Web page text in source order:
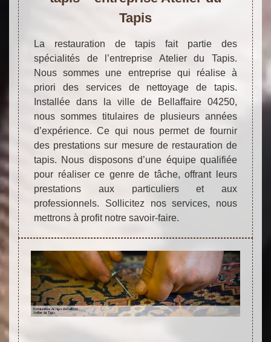
Tapis
La restauration de tapis fait partie des
spécialités de l’entreprise Atelier du Tapis.
Nous sommes une entreprise qui réalise à
priori des services de nettoyage de tapis.
Installée dans la ville de Bellaffaire 04250,
nous sommes titulaires de plusieurs années
d’expérience. Ce qui nous permet de fournir
des prestations sur mesure de restauration de
tapis. Nous disposons d’une équipe qualifiée
pour réaliser ce genre de tâche, offrant leurs
prestations aux particuliers et aux
professionnels. Sollicitez nos services, nous
mettrons à profit notre savoir-faire.